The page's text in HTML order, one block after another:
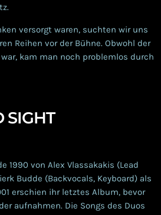
versorgt waren, suchten wir uns
Reihen vor der Bühne. Obwohl der
kam man noch problemlos durch
SIGHT
1990 von Alex Vlassakakis (Lead
Budde (Backvocals, Keyboard) als
erschien ihr letztes Album, bevor
aufnahmen. Die Songs des Duos